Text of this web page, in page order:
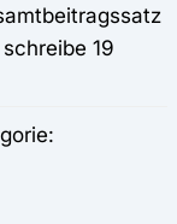
19